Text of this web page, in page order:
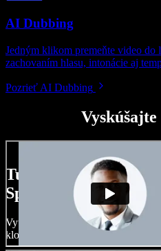
AI Dubbing
Jedným klikom premeňte video
zachovaním hlasu, intonácie aj
Pozrieť AI Dubbing
Tu je malá ukážka
Speechify Studio.
Vytvárajte dabingy, pridajte
klonujte svoj hlas – postavíte